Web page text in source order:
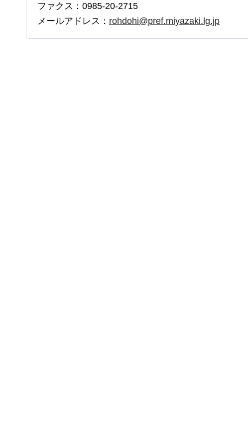
ファクス：0985-20-2715
メールアドレス： rohdohi@pref.miyazaki.lg.jp